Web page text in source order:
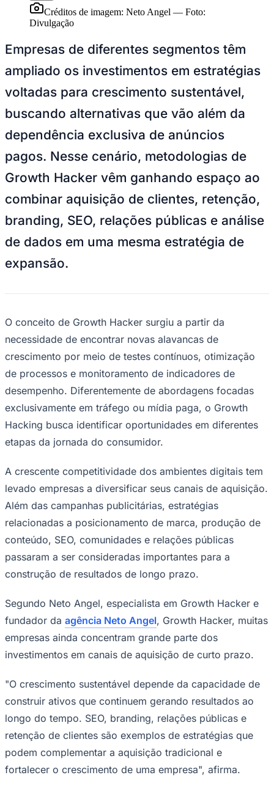
Vitória
Sport
Créditos de imagem: Neto Angel — Foto:
Divulgação
Empresas de diferentes segmentos têm
ampliado os investimentos em estratégias
voltadas para crescimento sustentável,
buscando alternativas que vão além da
dependência exclusiva de anúncios
pagos. Nesse cenário, metodologias de
Growth Hacker vêm ganhando espaço ao
combinar aquisição de clientes, retenção,
branding, SEO, relações públicas e análise
de dados em uma mesma estratégia de
expansão.
O conceito de Growth Hacker surgiu a partir da
necessidade de encontrar novas alavancas de
crescimento por meio de testes contínuos, otimização
de processos e monitoramento de indicadores de
desempenho. Diferentemente de abordagens focadas
exclusivamente em tráfego ou mídia paga, o Growth
Hacking busca identificar oportunidades em diferentes
etapas da jornada do consumidor.
A crescente competitividade dos ambientes digitais tem
levado empresas a diversificar seus canais de aquisição.
Além das campanhas publicitárias, estratégias
relacionadas a posicionamento de marca, produção de
conteúdo, SEO, comunidades e relações públicas
passaram a ser consideradas importantes para a
construção de resultados de longo prazo.
Segundo Neto Angel, especialista em Growth Hacker e
fundador da agência Neto Angel, Growth Hacker, muitas
empresas ainda concentram grande parte dos
investimentos em canais de aquisição de curto prazo.
"O crescimento sustentável depende da capacidade de
construir ativos que continuem gerando resultados ao
longo do tempo. SEO, branding, relações públicas e
retenção de clientes são exemplos de estratégias que
podem complementar a aquisição tradicional e
fortalecer o crescimento de uma empresa", afirma.